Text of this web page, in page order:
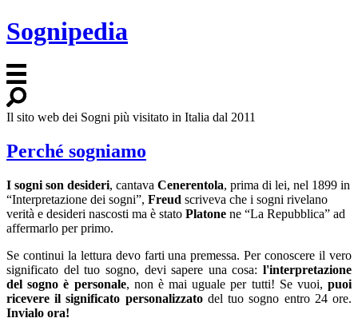
Sognipedia
Il sito web dei Sogni più visitato in Italia dal 2011
Perché sogniamo
I sogni son desideri, cantava Cenerentola, prima di lei, nel 1899 in
“Interpretazione dei sogni”, Freud scriveva che i sogni rivelano
verità e desideri nascosti ma è stato Platone ne “La Repubblica” ad
affermarlo per primo.
Se continui la lettura devo farti una premessa. Per conoscere il vero
significato del tuo sogno, devi sapere una cosa: l'interpretazione
del sogno è personale, non è mai uguale per tutti! Se vuoi, puoi
ricevere il significato personalizzatodel tuo sogno entro 24 ore.
Invialo ora!